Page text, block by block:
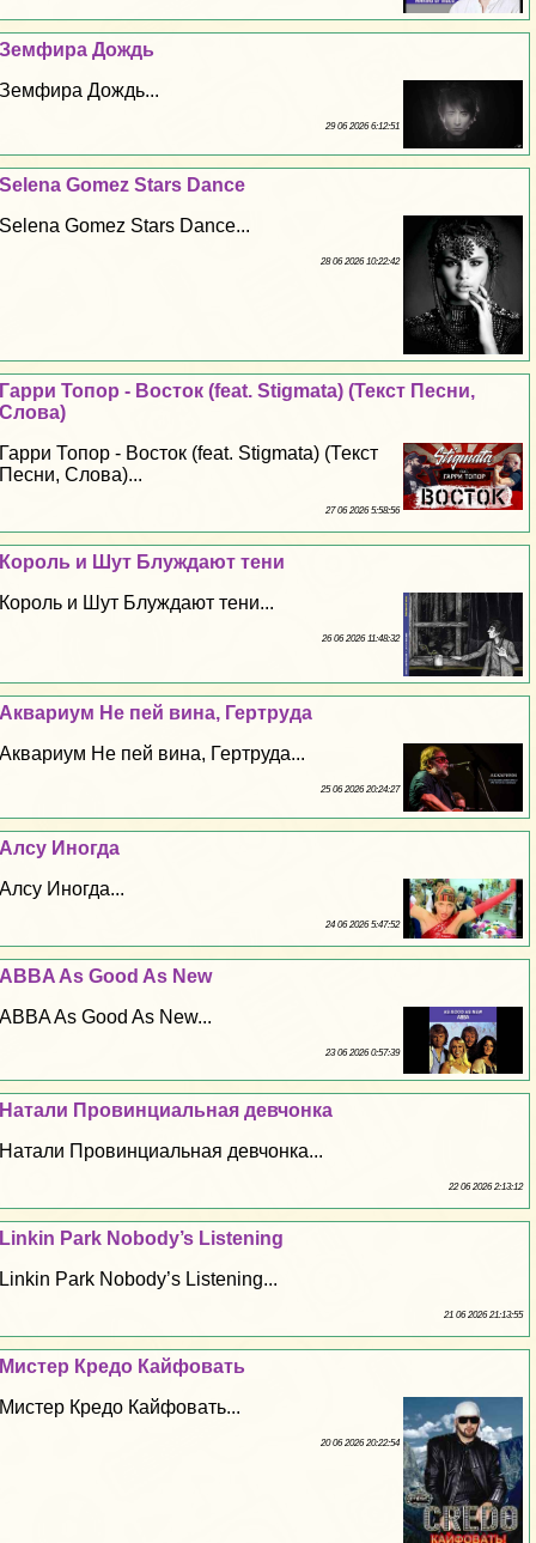
Земфира Дождь
Земфира Дождь...
29 06 2026 6:12:51
Selena Gomez Stars Dance
Selena Gomez Stars Dance...
28 06 2026 10:22:42
Гарри Топор - Восток (feat. Stigmata) (Текст Песни,
Слова)
Гарри Топор - Восток (feat. Stigmata) (Текст
Песни, Слова)...
27 06 2026 5:58:56
Король и Шут Блуждают тени
Король и Шут Блуждают тени...
26 06 2026 11:48:32
Аквариум Не пей вина, Гертруда
Аквариум Не пей вина, Гертруда...
25 06 2026 20:24:27
Алсу Иногда
Алсу Иногда...
24 06 2026 5:47:52
ABBA As Good As New
ABBA As Good As New...
23 06 2026 0:57:39
Натали Провинциальная девчонка
Натали Провинциальная девчонка...
22 06 2026 2:13:12
Linkin Park Nobody’s Listening
Linkin Park Nobody’s Listening...
21 06 2026 21:13:55
Мистер Кредо Кайфовать
Мистер Кредо Кайфовать...
20 06 2026 20:22:54